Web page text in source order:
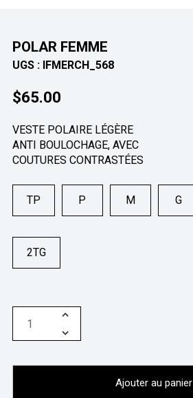
POLAR FEMME
UGS : IFMERCH_568
$65.00
VESTE POLAIRE LÉGÈRE
ANTI BOULOCHAGE, AVEC
COUTURES CONTRASTÉES
TP P M G
2TG
Ajouter au panier